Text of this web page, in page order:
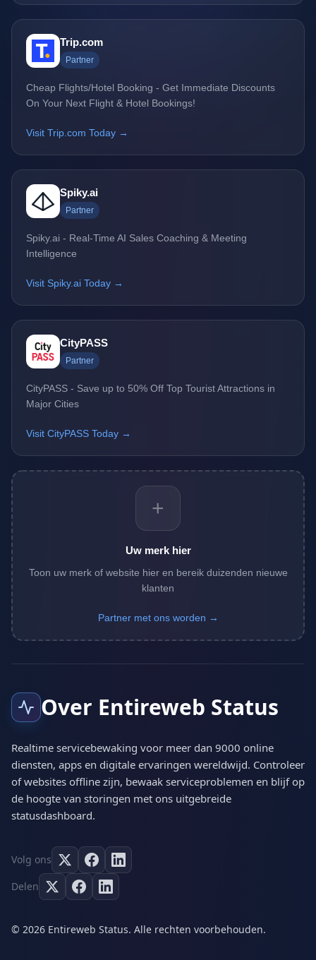
Trip.com
Partner
Cheap Flights/Hotel Booking - Get Immediate Discounts
On Your Next Flight & Hotel Bookings!
Visit Trip.com Today →
Spiky.ai
Partner
Spiky.ai - Real-Time AI Sales Coaching & Meeting
Intelligence
Visit Spiky.ai Today →
CityPASS
Partner
CityPASS - Save up to 50% Off Top Tourist Attractions in
Major Cities
Visit CityPASS Today →
+
Uw merk hier
Toon uw merk of website hier en bereik duizenden nieuwe
klanten
Partner met ons worden →
Over Entireweb Status
Realtime servicebewaking voor meer dan 9000 online
diensten, apps en digitale ervaringen wereldwijd. Controleer
of websites offline zijn, bewaak serviceproblemen en blijf op
de hoogte van storingen met ons uitgebreide
statusdashboard.
Volg ons
Delen
© 2026 Entireweb Status. Alle rechten voorbehouden.